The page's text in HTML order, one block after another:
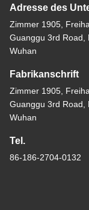
Adresse des
Zimmer 1905,
Guanggu 3rd Road,
Wuhan
Fabrikanschrift
Zimmer 1905,
Guanggu 3rd Road,
Wuhan
Tel.
86-186-2704-0132